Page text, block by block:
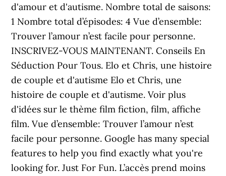
d'amour et d'autisme. Nombre total de saisons:
1 Nombre total d’épisodes: 4 Vue d’ensemble:
Trouver l’amour n’est facile pour personne.
INSCRIVEZ-VOUS MAINTENANT. Conseils En
Séduction Pour Tous. Elo et Chris, une histoire
de couple et d'autisme Elo et Chris, une
histoire de couple et d'autisme. Voir plus
d'idées sur le thème film fiction, film, affiche
film. Vue d’ensemble: Trouver l’amour n’est
facile pour personne. Google has many special
features to help you find exactly what you're
looking for. Just For Fun. L’accès prend moins